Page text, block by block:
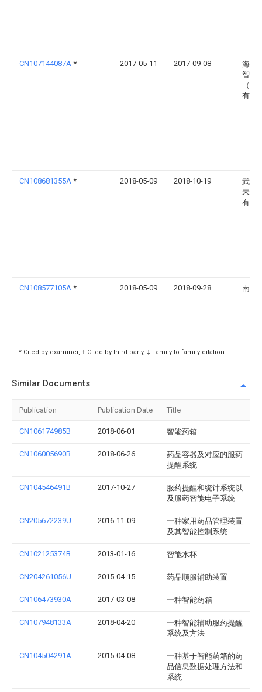
CN107144087A * 2017-05-11 2017-09-08
海尔
智能
（北
有限
CN108681355A * 2018-05-09 2018-10-19
武汉
未来
有限
CN108577105A * 2018-05-09 2018-09-28 南通
* Cited by examiner, † Cited by third party, ‡ Family to family citation
Similar Documents
Publication Publication Date Title
CN106174985B 2018-06-01 智能药箱
CN106005690B 2018-06-26
药品容器及对应的服药
提醒系统
CN104546491B 2017-10-27
服药提醒和统计系统以
及服药智能电子系统
CN205672239U 2016-11-09
一种家用药品管理装置
及其智能控制系统
CN102125374B 2013-01-16 智能水杯
CN204261056U 2015-04-15 药品顺服辅助装置
CN106473930A 2017-03-08 一种智能药箱
CN107948133A 2018-04-20
一种智能辅助服药提醒
系统及方法
CN104504291A 2015-04-08
一种基于智能药箱的药
品信息数据处理方法和
系统